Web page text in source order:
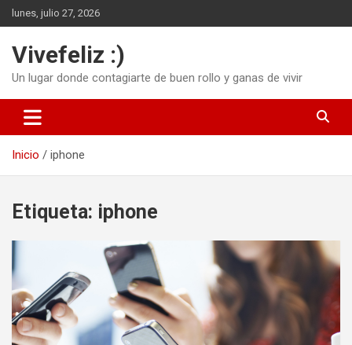
Saltar
al
lunes, julio 27, 2026
Vivefeliz :)
Un lugar donde contagiarte de buen rollo y ganas de vivir
Inicio iphone
Etiqueta: iphone